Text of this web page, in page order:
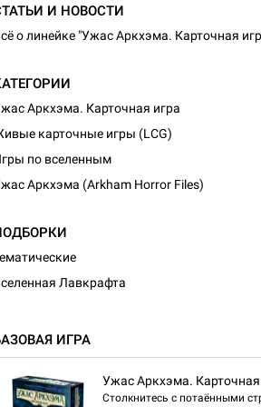
И НОВОСТИ
о линейке "Ужас Аркхэма. Карточная
Аркхэма. Карточная игра
карточные игры (LCG)
по вселенным
Аркхэма (Arkham Horror Files)
Лавкрафта
ИГРА
Ужас Аркхэма. Карточная
Столкнитесь с потаёнными